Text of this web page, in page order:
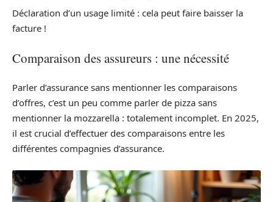
Déclaration d’un usage limité : cela peut faire baisser la
facture !
Comparaison des assureurs : une nécessité
Parler d’assurance sans mentionner les comparaisons
d’offres, c’est un peu comme parler de pizza sans
mentionner la mozzarella : totalement incomplet. En 2025,
il est crucial d’effectuer des comparaisons entre les
différentes compagnies d’assurance.